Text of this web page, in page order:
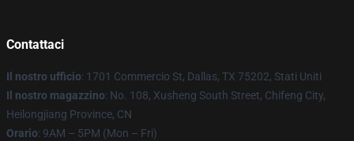
Contattaci
Il nostro ufficio: 1701 Commercio St, Dallas, TX 75202, Stati Uniti
Il nostro magazzino: No. 108, Xusheng South Street, Chifeng City,
Heilongjiang Province, CN
Orario: 9AM – 5PM (Mon – Fri)